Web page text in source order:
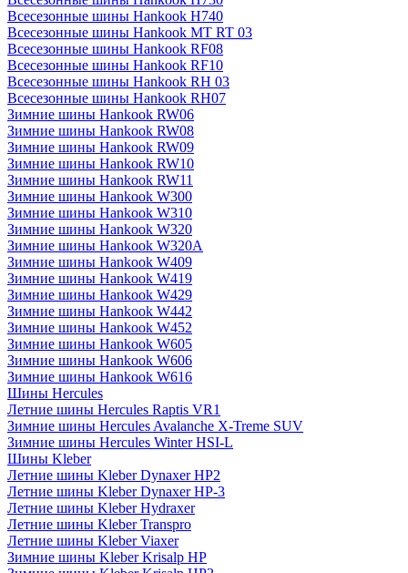
Всесезонные шины Hankook H740
Всесезонные шины Hankook MT RT 03
Всесезонные шины Hankook RF08
Всесезонные шины Hankook RF10
Всесезонные шины Hankook RH 03
Всесезонные шины Hankook RH07
Зимние шины Hankook RW06
Зимние шины Hankook RW08
Зимние шины Hankook RW09
Зимние шины Hankook RW10
Зимние шины Hankook RW11
Зимние шины Hankook W300
Зимние шины Hankook W310
Зимние шины Hankook W320
Зимние шины Hankook W320A
Зимние шины Hankook W409
Зимние шины Hankook W419
Зимние шины Hankook W429
Зимние шины Hankook W442
Зимние шины Hankook W452
Зимние шины Hankook W605
Зимние шины Hankook W606
Зимние шины Hankook W616
Шины Hercules
Летние шины Hercules Raptis VR1
Зимние шины Hercules Avalanche X-Treme SUV
Зимние шины Hercules Winter HSI-L
Шины Kleber
Летние шины Kleber Dynaxer HP2
Летние шины Kleber Dynaxer HP-3
Летние шины Kleber Hydraxer
Летние шины Kleber Transpro
Летние шины Kleber Viaxer
Зимние шины Kleber Krisalp HP